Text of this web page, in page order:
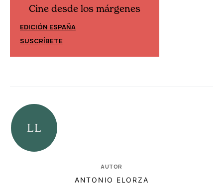
Cine desde los márgenes
EDICIÓN ESPAÑA
SUSCRÍBETE
AUTOR
ANTONIO ELORZA